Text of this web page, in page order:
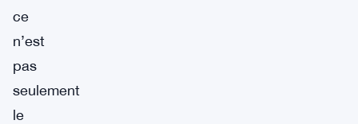
ce
n’est
pas
seulement
le